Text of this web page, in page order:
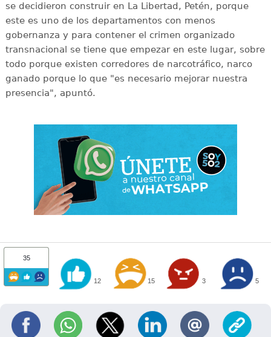
se decidieron construir en La Libertad, Petén, porque
este es uno de los departamentos con menos
gobernanza y para contener el crimen organizado
transnacional se tiene que empezar en este lugar, sobre
todo porque existen corredores de narcotráfico, narco
ganado porque lo que "es necesario mejorar nuestra
presencia", apuntó.
35
12 15 3 5